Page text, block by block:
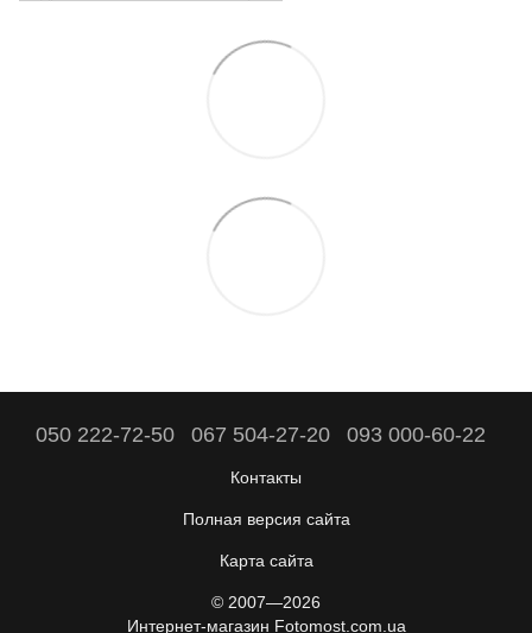
050 222-72-50 067 504-27-20 093 000-60-22
Контакты
Полная версия сайта
Карта сайта
© 2007—2026
Интернет-магазин Fotomost.com.ua